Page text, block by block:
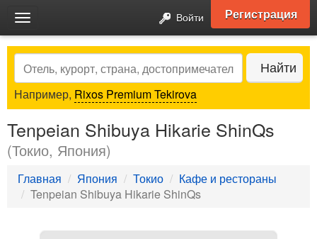
Toggle
navigation
Войти Регистрация
Search Найти
Например, Rixos Premium Tekirova
Tenpeian Shibuya Hikarie ShinQs
(Токио, Япония)
Главная Япония Токио
Кафе и рестораны
Tenpeian Shibuya Hikarie ShinQs